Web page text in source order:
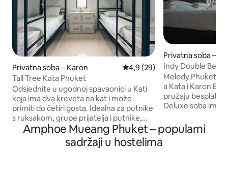
Privatna soba – Karon Prosječna ocjena: 4,9/5,
4,9 (29)
Tall Tree Kata Phuket
Odsjednite u ugodnoj spavaonici u Kati
koja ima dva kreveta na kat i može
primiti do četiri gosta. Idealna za putnike
s ruksakom, grupe prijatelja i putnike,
soba nudi praktičan prostor za spavanje
sa zajedničkom kupaonicom koja se
nalazi izvan sobe. ​ Tall Tree Kata Phuket
Privatna soba –
Indy Double Bed
Melody Phuket
a Kata i Karon
pružaju
Deluxe soba ima
stilu. Prostorija je
uređajem. Doručak nije uključen. Mi
Amphoe Mueang Phuket – popularni
sadržaji u hostelima